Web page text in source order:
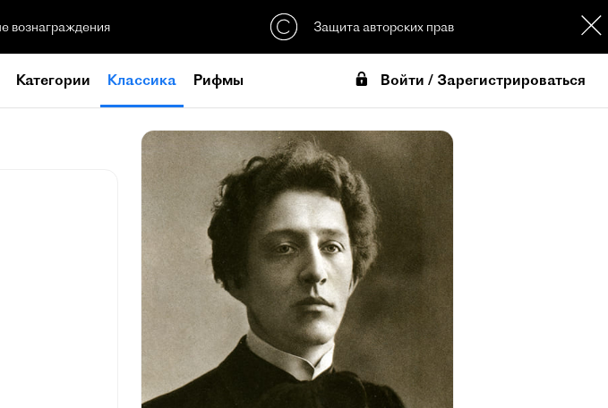
вознаграждения Защита авторских прав
Категории Классика Рифмы Войти / Зарегистрироваться